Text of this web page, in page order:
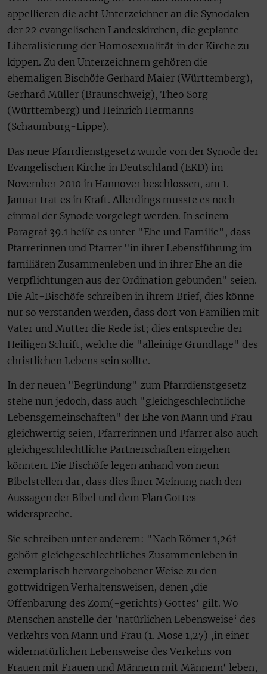
appellieren die acht Unterzeichner an die Synodalen
der 22 evangelischen Landeskirchen, die geplante
Liberalisierung der Homosexualität in der Kirche zu
kippen. Zu den Unterzeichnern gehören die
ehemaligen Bischöfe Gerhard Maier (Württemberg),
Gerhard Müller (Braunschweig), Theo Sorg
(Württemberg) und Heinrich Hermanns
(Schaumburg-Lippe).
Das neue Pfarrdienstgesetz wurde von der Synode der
Evangelischen Kirche in Deutschland (EKD) im
November 2010 in Hannover beschlossen, am 1.
Januar trat es in Kraft. Allerdings musste es noch
einmal der Synode vorgelegt werden. In seinem
Paragraf 39.1 heißt es unter "Ehe und Familie", dass
Pfarrerinnen und Pfarrer "in ihrer Lebensführung im
familiären Zusammenleben und in ihrer Ehe an die
Verpflichtungen aus der Ordination gebunden" seien.
Die Alt-Bischöfe schreiben in ihrem Brief, dies könne
nur so verstanden werden, dass dort von Familien mit
Vater und Mutter die Rede ist; dies entspreche der
Heiligen Schrift, welche die "alleinige Grundlage" des
christlichen Lebens sein sollte.
In der neuen "Begründung" zum Pfarrdienstgesetz
stehe nun jedoch, dass auch "gleichgeschlechtliche
Lebensgemeinschaften" der Ehe von Mann und Frau
gleichwertig seien, Pfarrerinnen und Pfarrer also auch
gleichgeschlechtliche Partnerschaften eingehen
könnten. Die Bischöfe legen anhand von neun
Bibelstellen dar, dass dies ihrer Meinung nach den
Aussagen der Bibel und dem Plan Gottes
widerspreche.
Sie schreiben unter anderem: "Nach Römer 1,26f
gehört gleichgeschlechtliches Zusammenleben in
exemplarisch hervorgehobener Weise zu den
gottwidrigen Verhaltensweisen, denen ‚die
Offenbarung des Zorn(-gerichts) Gottes‘ gilt. Wo
Menschen anstelle der ’natürlichen Lebensweise‘ des
Verkehrs von Mann und Frau (1. Mose 1,27) ‚in einer
widernatürlichen Lebensweise des Verkehrs von
Frauen mit Frauen und Männern mit Männern‘ leben,